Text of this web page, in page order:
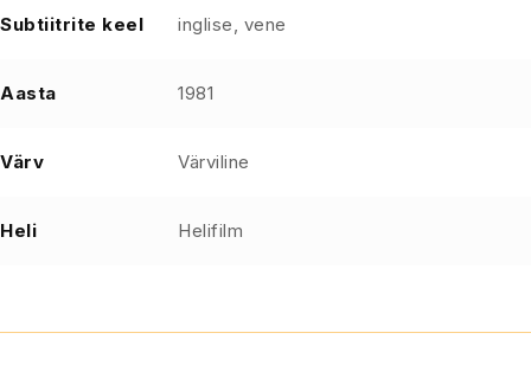
Subtiitrite keel inglise, vene
Aasta 1981
Värv Värviline
Heli Helifilm